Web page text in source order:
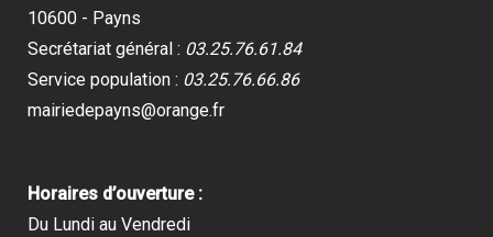
10600 - Payns
Secrétariat général : 03.25.76.61.84
Service population : 03.25.76.66.86
mairiedepayns@orange.fr
Horaires d’ouverture :
Du Lundi au Vendredi